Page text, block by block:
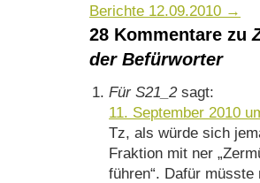
Berichte 12.09.2010 →
28 Kommentare zu
der Befürworter
Für S21_2 sagt:
11. September 2010
Tz, als würde sich
Fraktion mit ner
führen“. Dafür